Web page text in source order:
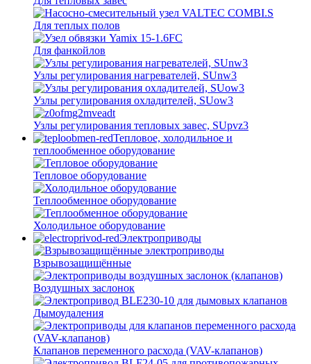
Для теплых полов
Для фанкойлов
Узлы регулирования нагревателей, SUnw3
Узлы регулирования охладителей, SUow3
Узлы регулирования тепловых завес, SUpvz3
Тепловое, холодильное и
теплообменное оборудование
Тепловое оборудование
Теплообменное оборудование
Холодильное оборудование
Электроприводы
Взрывозащищённые
Воздушных заслонок
Дымоудаления
Клапанов переменного расхода (VAV-клапанов)